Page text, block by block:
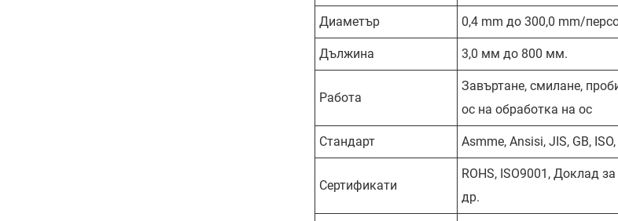
Диаметър 0,4 mm до 300,0 mm/
Дължина 3,0 мм до 800 мм.
Работа
Завъртане, смилане,
ос на обработка на ос
Стандарт Asmme, Ansisi, JIS, GB, ISO,
Сертификати
ROHS, ISO9001, Доклад
др.